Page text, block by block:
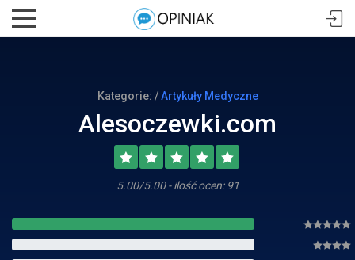
Kategorie: /Artykuły Medyczne
Alesoczewki.com
5.00/5.00 - ilość ocen: 91